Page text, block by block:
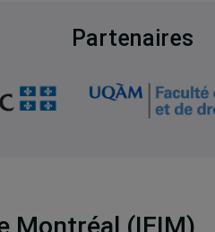
Partenaires
Montréal (IEIM)